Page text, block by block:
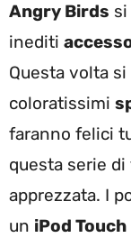
Angry Birds
inediti
Questa volta
coloratissimi
faranno felici
questa serie di
apprezzata. I
un iPod Touch